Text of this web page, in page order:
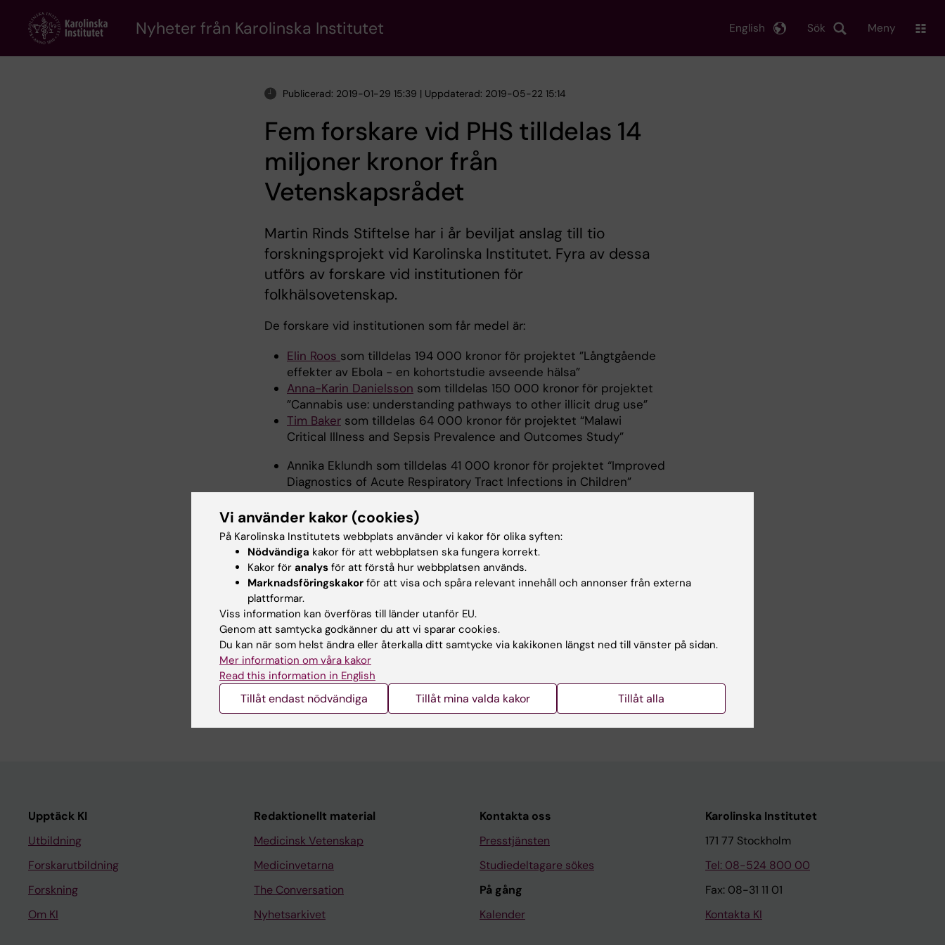
content
Nyheter från Karolinska Institutet Sök
English Meny
Publicerad: 2019-01-29 15:39 | Uppdaterad: 2019-05-22 15:14
Fem forskare vid PHS tilldelas 14
miljoner kronor från
Vetenskapsrådet
Martin Rinds Stiftelse har i år beviljat anslag till tio
forskningsprojekt vid Karolinska Institutet. Fyra av dessa
utförs av forskare vid institutionen för
folkhälsovetenskap.
De forskare vid institutionen som får medel är:
Elin Roos som tilldelas 194 000 kronor för projektet ”Långtgående
effekter av Ebola - en kohortstudie avseende hälsa”
Anna-Karin Danielsson som tilldelas 150 000 kronor för projektet
”Cannabis use: understanding pathways to other illicit drug use”
Tim Baker som tilldelas 64 000 kronor för projektet “Malawi
Critical Illness and Sepsis Prevalence and Outcomes Study”
Annika Eklundh som tilldelas 41 000 kronor för projektet “Improved
Diagnostics of Acute Respiratory Tract Infections in Children”
Martin Rinds Stiftelse är en ideell stiftelse som de senaste åren har
delat ut forskningsmedel för miljömedicinsk, medicinsk, eller
epidemiologisk forskning som bedrivs vid universitet och högskolor.
Mer information omMartin Rinds Stiftelse
Uppdaterad av:
Ida Monstedt 2019-05-22
Dela
Upptäck KI
Utbildning
Forskarutbildning
Forskning
Om KI
Redaktionellt material
Medicinsk Vetenskap
Medicinvetarna
The Conversation
Nyhetsarkivet
Kontakta oss
Presstjänsten
Studiedeltagare sökes
På gång
Kalender
Karolinska Institutet
171 77 Stockholm
Tel: 08-524 800 00
Fax: 08-31 11 01
Kontakta KI
Vi använder kakor (cookies)
På Karolinska Institutets webbplats använder vi kakor för olika syften:
Nödvändiga kakor för att webbplatsen ska fungera korrekt.
Kakor för analys för att förstå hur webbplatsen används.
Marknadsföringskakor för att visa och spåra relevant innehåll och annonser från externa
plattformar.
Viss information kan överföras till länder utanför EU.
Genom att samtycka godkänner du att vi sparar cookies.
Du kan när som helst ändra eller återkalla ditt samtycke via kakikonen längst ned till vänster på sidan.
Mer information om våra kakor
Read this information in English
Tillåt endast nödvändiga Tillåt mina valda kakor Tillåt alla